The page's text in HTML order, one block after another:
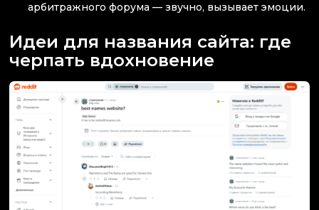
арбитражного форума — звучно, вызывает эмоции.
Идеи для названия сайта: где
черпать вдохновение